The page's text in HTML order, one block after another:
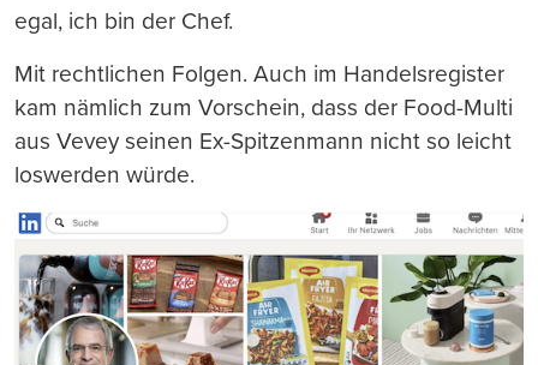
egal, ich bin der Chef.
Mit rechtlichen Folgen. Auch im Handelsregister
kam nämlich zum Vorschein, dass der Food-Multi
aus Vevey seinen Ex-Spitzenmann nicht so leicht
loswerden würde.